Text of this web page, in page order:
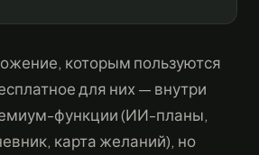
которым пользуются
для них — внутри
функции (ИИ-планы,
карта желаний), но